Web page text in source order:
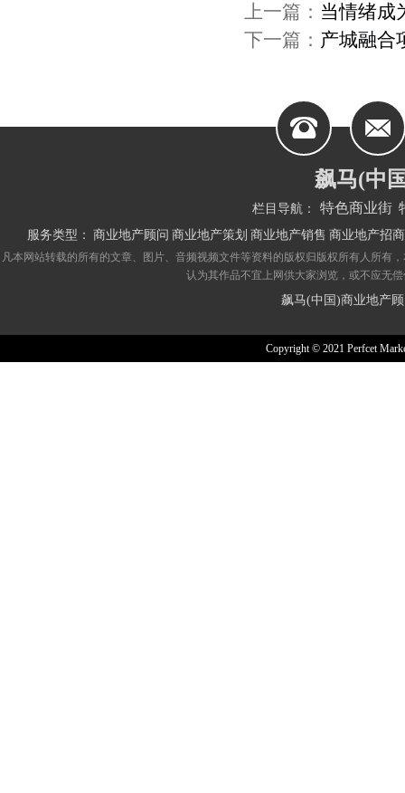
上一篇： 当情绪成
下一篇： 产城融合
飙马(中
栏目导航： 特色商业街
服务类型： 商业地产顾问 商业地产策划 商业地产销售 商业地产招商
凡本网站转载的所有的文章、图片、音频视频文件等资料的版权归版权所有人所有
认为其作品不宜上网供大家浏览，或不应无
飙马(中国)商业地产
Copyright © 2021 Perfcet